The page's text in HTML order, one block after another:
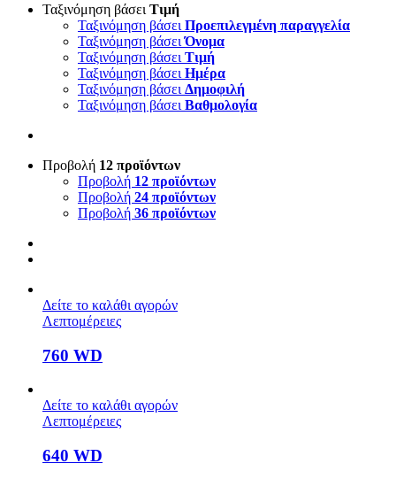
Ταξινόμηση βάσει Τιμή
Ταξινόμηση βάσει Προεπιλεγμένη παραγγελία
Ταξινόμηση βάσειΌνομα
Ταξινόμηση βάσει Τιμή
Ταξινόμηση βάσει Ημέρα
Ταξινόμηση βάσει Δημοφιλή
Ταξινόμηση βάσει Βαθμολογία
Προβολή 12 προϊόντων
Προβολή 12 προϊόντων
Προβολή 24 προϊόντων
Προβολή 36 προϊόντων
Δείτε το καλάθι αγορών
Λεπτομέρειες
760 WD
Δείτε το καλάθι αγορών
Λεπτομέρειες
640 WD